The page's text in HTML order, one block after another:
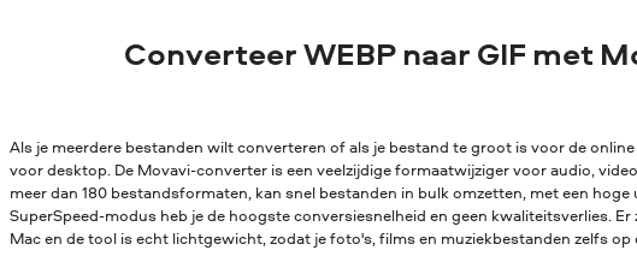
Converteer WEBP naar GIF met
Als je meerdere bestanden wilt converteren of als je bestand te groot is voor de
voor desktop. De Movavi-converter is een veelzijdige formaatwijziger voor audio,
meer dan 180 bestandsformaten, kan snel bestanden in bulk omzetten, met een
SuperSpeed-modus heb je de hoogste conversiesnelheid en geen kwaliteitsverlies.
Mac en de tool is echt lichtgewicht, zodat je foto's, films en muziekbestanden zelfs